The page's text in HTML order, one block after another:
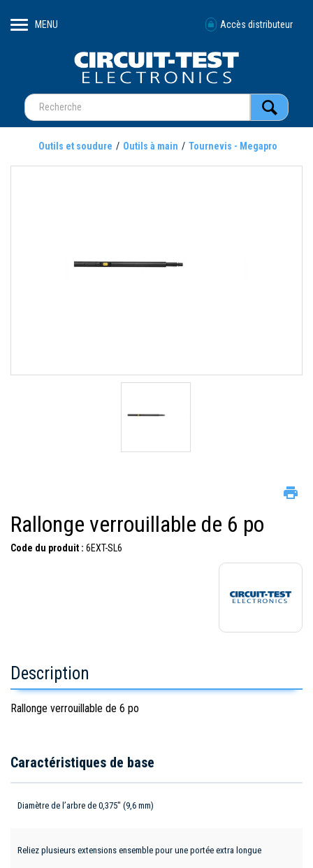
MENU Accès distributeur
Outils et soudure Outils à main Tournevis - Megapro
Rallonge verrouillable de 6 po
Code du produit : 6EXT-SL6
Description
Rallonge verrouillable de 6 po
Caractéristiques de base
Diamètre de l’arbre de 0,375" (9,6 mm)
Reliez plusieurs extensions ensemble pour une portée extra longue